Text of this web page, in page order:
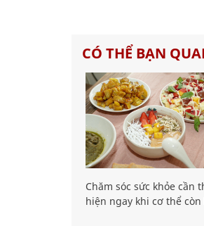
CÓ THỂ BẠN
Chăm sóc sức khỏe cần
hiện ngay khi cơ thể còn